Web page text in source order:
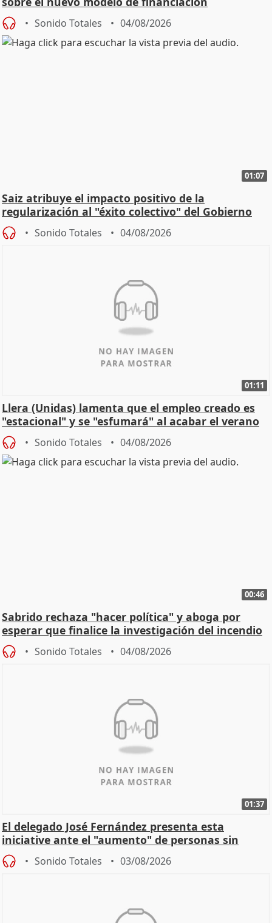
Sonido Totales 04/08/2026
01:07
Saiz atribuye el impacto positivo de la
regularización al "éxito colectivo" del Gobierno
Sonido Totales 04/08/2026
01:11
Llera (Unidas) lamenta que el empleo creado es
"estacional" y se "esfumará" al acabar el verano
Sonido Totales 04/08/2026
00:46
Sabrido rechaza "hacer política" y aboga por
esperar que finalice la investigación del incendio
Sonido Totales 04/08/2026
01:37
El delegado José Fernández presenta esta
iniciative ante el "aumento" de personas sin
hogar en Madri
Sonido Totales 03/08/2026